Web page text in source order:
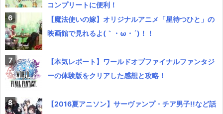
コンプリートに便利！
【魔法使いの嫁】オリジナルアニメ「星待つひと」の
映画館で見れるよ(｀・ω・´)！！
【本気レポート】ワールドオブファイナルファンタジ
ーの体験版をクリアした感想と攻略！
【2016夏アニソン】サーヴァンプ・チア男子!!など話